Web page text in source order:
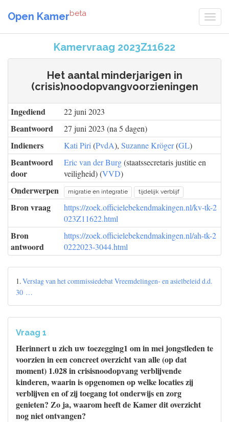
Open Kamerbeta
Kamervraag 2023Z11622
Het aantal minderjarigen in
(crisis)noodopvangvoorzieningen
Ingediend 22 juni 2023
Beantwoord 27 juni 2023 (na 5 dagen)
Indieners Kati Piri (PvdA), Suzanne Kröger(GL)
Beantwoord
door
Eric van der Burg(staatssecretaris justitie en
veiligheid) (VVD)
Onderwerpen migratie en integratie tijdelijk verblijf
Bron vraag
https://zoek.officielebekendmakingen.nl/kv-tk-2
023Z11622.html
Bron
antwoord
https://zoek.officielebekendmakingen.nl/ah-tk-2
0222023-3044.html
1.Verslag van het commissiedebat Vreemdelingen- en asielbeleid d.d.
30 …
Vraag 1
Herinnert u zich uw toezegging1 om in mei jongstleden te
voorzien in een concreet overzicht van alle (op dat
moment) 1.028 in crisisnoodopvang verblijvende
kinderen, waarin is opgenomen op welke locaties zij
verblijven en of zij toegang tot onderwijs en zorg
genieten? Zo ja, waarom heeft de Kamer dit overzicht
nog niet ontvangen?